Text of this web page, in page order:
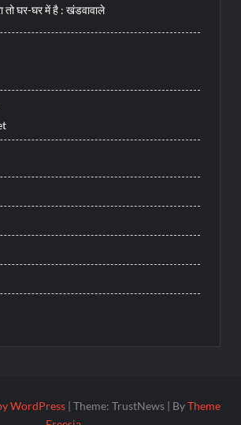
तो घर-घर में है : खंडवावाले
WordPress | Theme: TrustNews | ByTheme